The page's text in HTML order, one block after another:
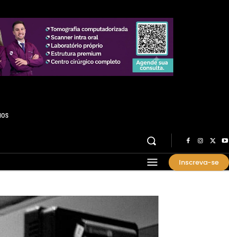
Inscreva-se